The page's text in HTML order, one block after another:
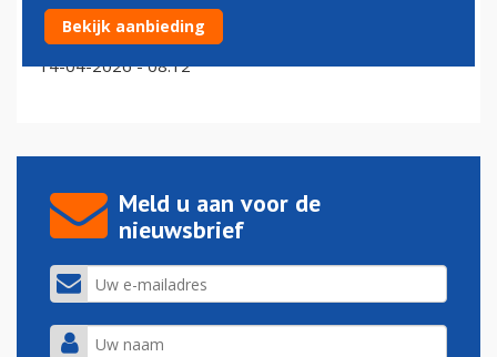
Brandstoftoeslag Air France-KLM inmiddels
verdubbeld tot 100 euro per ticket
14-04-2026 - 08:12
Meld u aan voor de
nieuwsbrief
Bekijk aanbieding